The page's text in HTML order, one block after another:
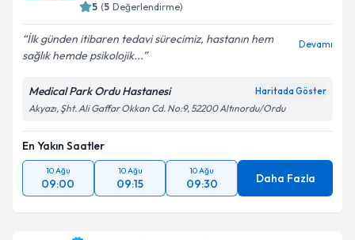
5 (5 Değerlendirme)
İlk günden itibaren tedavi sürecimiz, hastanın hem
sağlık hemde psikolojik...
Devamı
Medical Park Ordu Hastanesi Haritada Göster
Akyazı, Şht. Ali Gaffar Okkan Cd. No:9, 52200 Altınordu/Ordu
En Yakın Saatler
10 Ağu
09:00
10 Ağu
09:15
10 Ağu
09:30 Daha Fazla